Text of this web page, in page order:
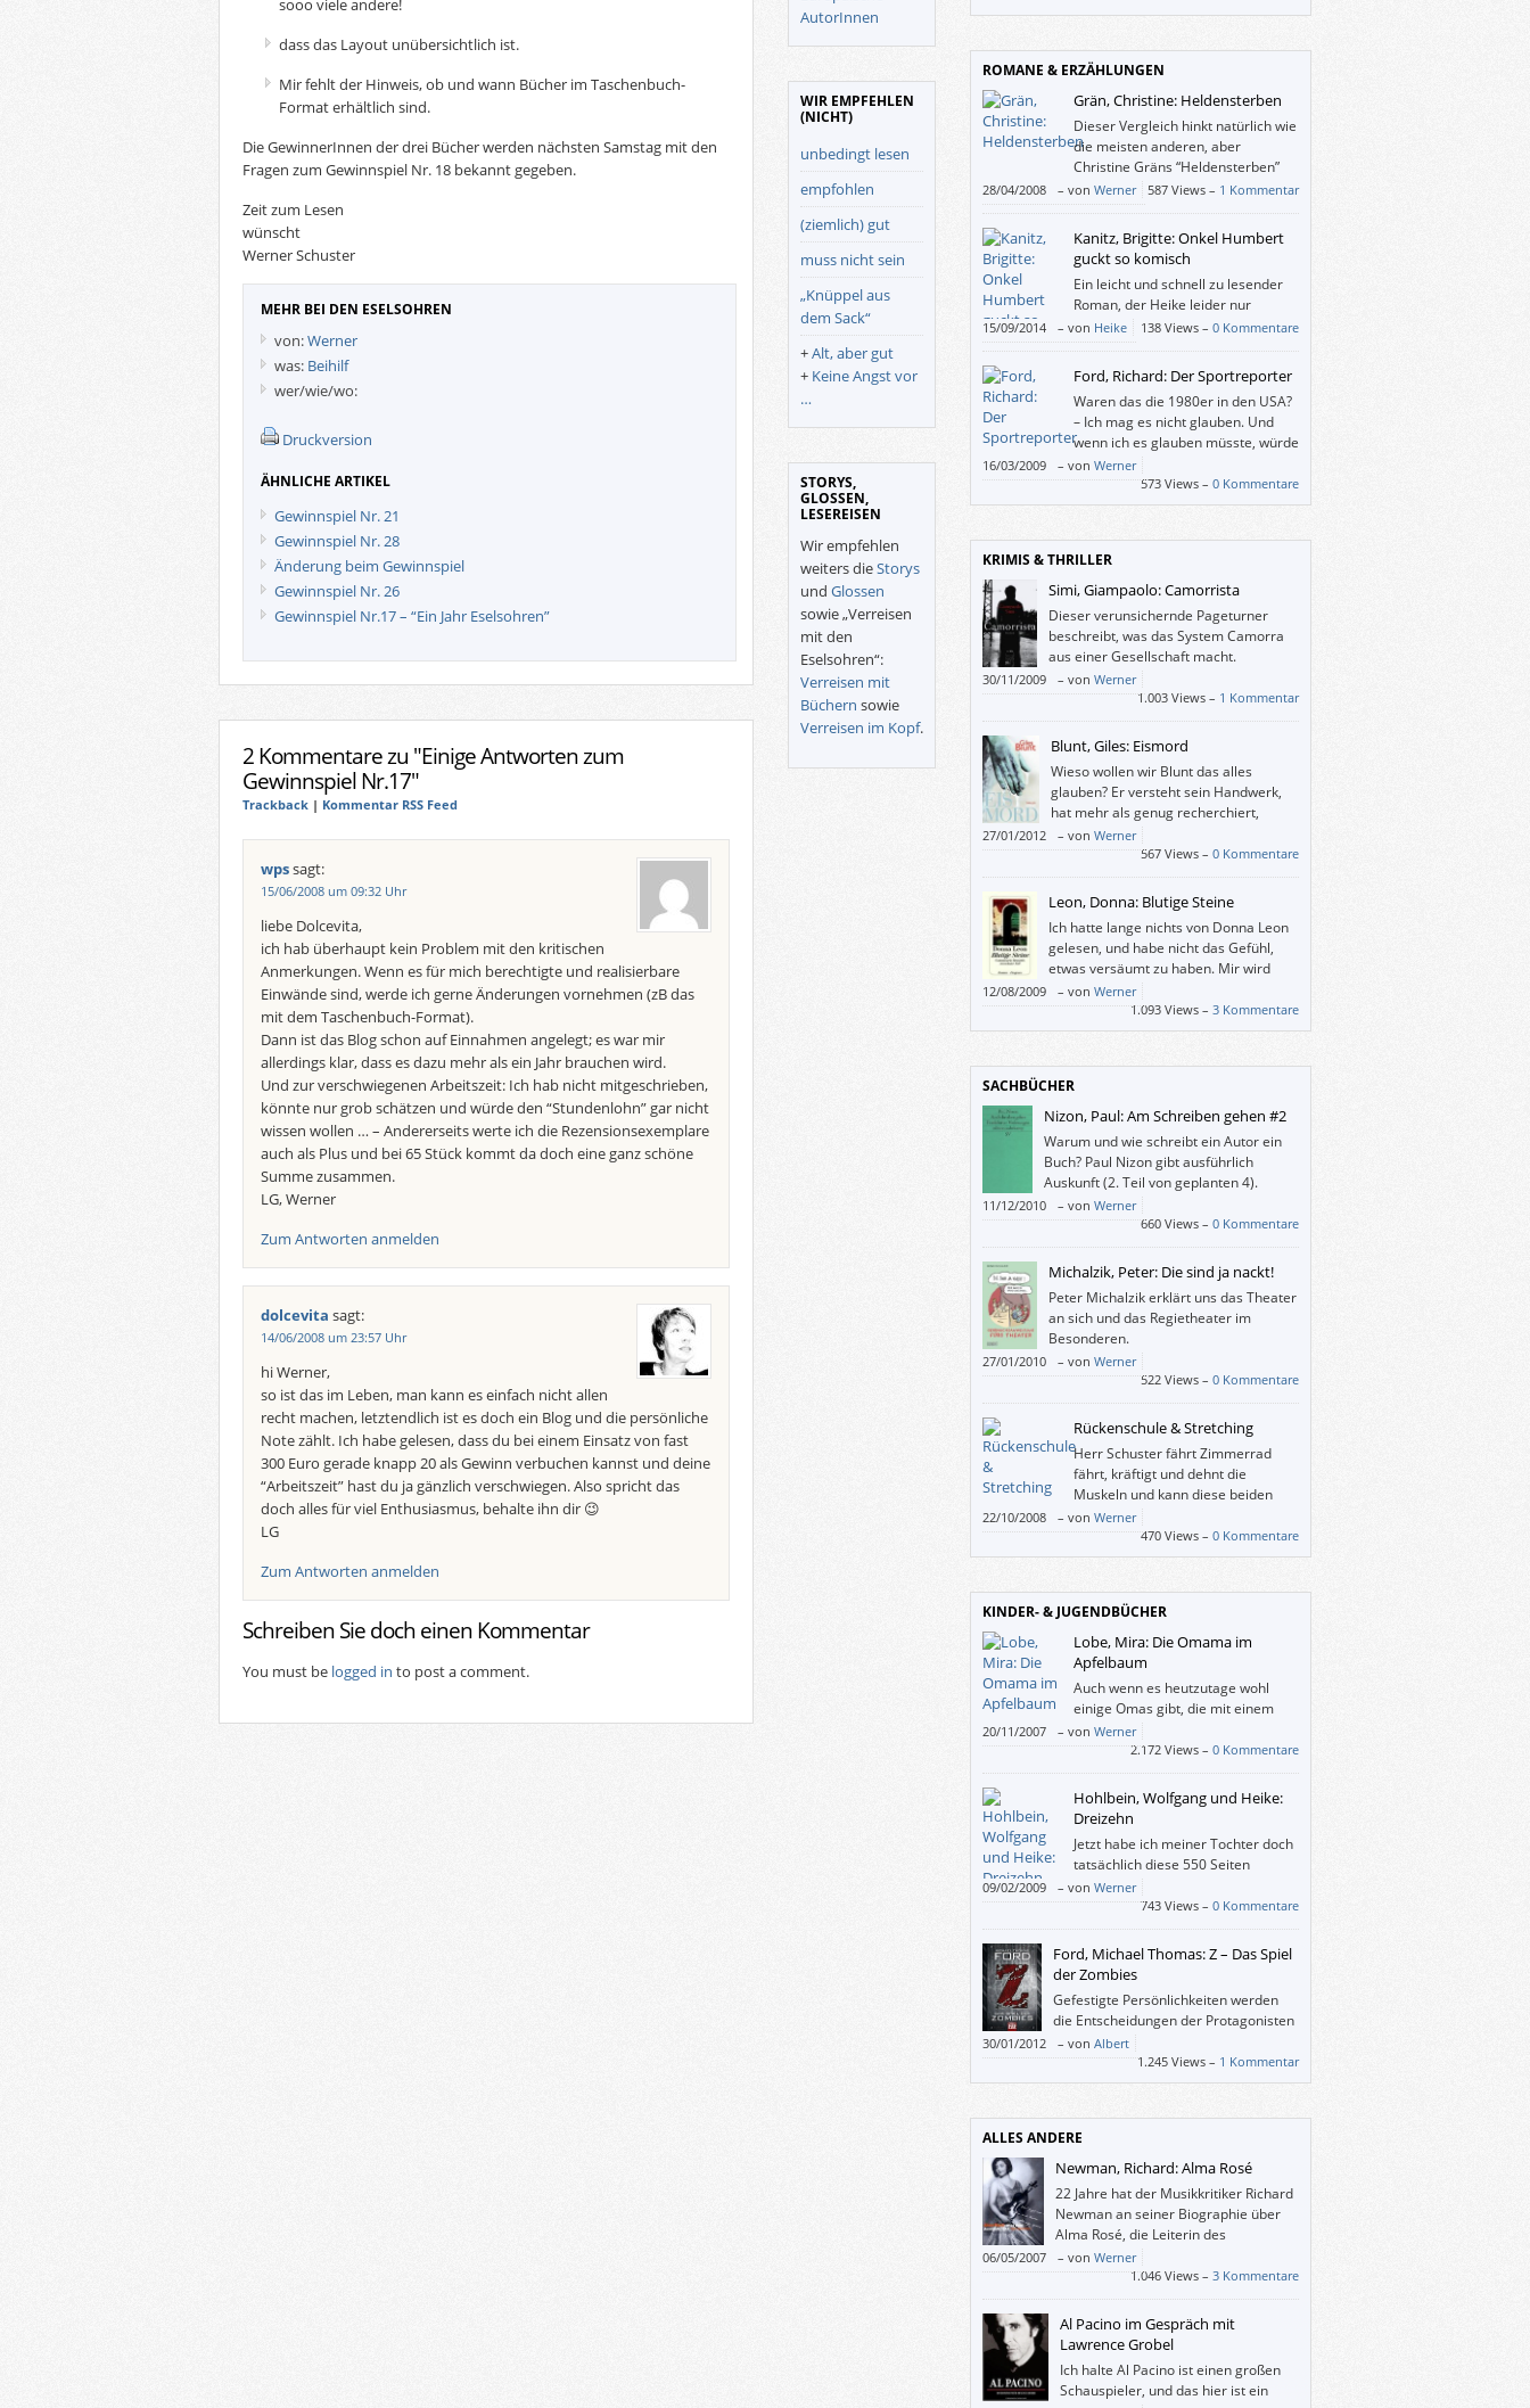
sooo viele andere!
dass das Layout unübersichtlich ist.
Mir fehlt der Hinweis, ob und wann Bücher im Taschenbuch-
Format erhältlich sind.
Die GewinnerInnen der drei Bücher werden nächsten Samstag mit den
Fragen zum Gewinnspiel Nr. 18 bekannt gegeben.
Zeit zum Lesen
wünscht
Werner Schuster
MEHR BEI DEN ESELSOHREN
von:Werner
was: Beihilf
wer/wie/wo:
Druckversion
ÄHNLICHE ARTIKEL
Gewinnspiel Nr. 21
Gewinnspiel Nr. 28
Änderung beim Gewinnspiel
Gewinnspiel Nr. 26
Gewinnspiel Nr.17 – “Ein Jahr Eselsohren”
2 Kommentare zu "Einige Antworten zum
Gewinnspiel Nr.17"
Trackback | Kommentar RSS Feed
wpssagt:
15/06/2008 um 09:32 Uhr
liebe Dolcevita,
ich hab überhaupt kein Problem mit den kritischen
Anmerkungen. Wenn es für mich berechtigte und realisierbare
Einwände sind, werde ich gerne Änderungen vornehmen (zB das
mit dem Taschenbuch-Format).
Dann ist das Blog schon auf Einnahmen angelegt; es war mir
allerdings klar, dass es dazu mehr als ein Jahr brauchen wird.
Und zur verschwiegenen Arbeitszeit: Ich hab nicht mitgeschrieben,
könnte nur grob schätzen und würde den “Stundenlohn” gar nicht
wissen wollen … – Andererseits werte ich die Rezensionsexemplare
auch als Plus und bei 65 Stück kommt da doch eine ganz schöne
Summe zusammen.
LG, Werner
Zum Antworten anmelden
dolcevita sagt:
14/06/2008 um 23:57 Uhr
hi Werner,
so ist das im Leben, man kann es einfach nicht allen
recht machen, letztendlich ist es doch ein Blog und die persönliche
Note zählt. Ich habe gelesen, dass du bei einem Einsatz von fast
300 Euro gerade knapp 20 als Gewinn verbuchen kannst und deine
“Arbeitszeit” hast du ja gänzlich verschwiegen. Also spricht das
doch alles für viel Enthusiasmus, behalte ihn dir 😉
LG
Zum Antworten anmelden
Schreiben Sie doch einen Kommentar
You must be logged in to post a comment.
AutorInnen
WIR EMPFEHLEN
(NICHT)
unbedingt lesen
empfohlen
(ziemlich) gut
muss nicht sein
„Knüppel aus
dem Sack“
+Alt, aber gut
+ Keine Angst vor
…
STORYS,
GLOSSEN,
LESEREISEN
Wir empfehlen
weiters dieStorys
und Glossen
sowie „Verreisen
mit den
Eselsohren“:
Verreisen mit
Büchern sowie
Verreisen im Kopf.
ROMANE & ERZÄHLUNGEN
Grän, Christine: Heldensterben
Dieser Vergleich hinkt natürlich wie
die meisten anderen, aber
Christine Gräns “Heldensterben”
hat mich ein wenig an Updikes
Rabbit-Romane erinnert: Diese fixierten
Charaktere, deren Wandlungen eigentlich nur an
der Oberfläche passieren, diese undramatischen
Zustandsbeschreibungen, bei denen das
Forttreiben der Handlung relativ unwesentlich
wird …
28/04/2008 – von Werner 587 Views – 1 Kommentar
Kanitz, Brigitte: Onkel Humbert
guckt so komisch
Ein leicht und schnell zu lesender
Roman, der Heike leider nur
durchschnittlich unterhaltsame
Lesestunden beschert hat.
15/09/2014 – von Heike 138 Views – 0 Kommentare
Ford, Richard: Der Sportreporter
Waren das die 1980er in den USA?
– Ich mag es nicht glauben. Und
wenn ich es glauben müsste, würde
es mich nicht besonders
interessieren.
16/03/2009 – von Werner
573 Views – 0 Kommentare
KRIMIS & THRILLER
Simi, Giampaolo: Camorrista
Dieser verunsichernde Pageturner
beschreibt, was das System Camorra
aus einer Gesellschaft macht.
30/11/2009 – von Werner
1.003 Views – 1 Kommentar
Blunt, Giles: Eismord
Wieso wollen wir Blunt das alles
glauben? Er versteht sein Handwerk,
hat mehr als genug recherchiert,
braucht also nichts zu erfinden,
solange es um Fakten geht. Seine Figuren glaubt
man gewissermaßen zu kennen, und er macht
stets „mehr als notwendig“.
27/01/2012 – von Werner
567 Views – 0 Kommentare
Leon, Donna: Blutige Steine
Ich hatte lange nichts von Donna Leon
gelesen, und habe nicht das Gefühl,
etwas versäumt zu haben. Mir wird
suggeriert, dass ich mittels Leon
Venedig für fortgeschrittene Touristen vorgesetzt
bekomme, –
12/08/2009 – von Werner
1.093 Views – 3 Kommentare
SACHBÜCHER
Nizon, Paul: Am Schreiben gehen #2
Warum und wie schreibt ein Autor ein
Buch? Paul Nizon gibt ausführlich
Auskunft (2. Teil von geplanten 4).
11/12/2010 – von Werner
660 Views – 0 Kommentare
Michalzik, Peter: Die sind ja nackt!
Peter Michalzik erklärt uns das Theater
an sich und das Regietheater im
Besonderen.
27/01/2010 – von Werner
522 Views – 0 Kommentare
Rückenschule & Stretching
Herr Schuster fährt Zimmerrad
fährt, kräftigt und dehnt die
Muskeln und kann diese beiden
Ratgeber allen empfehlen, denen
ihr Körper nicht mehr egal ist.
22/10/2008 – von Werner
470 Views – 0 Kommentare
KINDER- & JUGENDBÜCHER
Lobe, Mira: Die Omama im
Apfelbaum
Auch wenn es heutzutage wohl
einige Omas gibt, die mit einem
Sportwagen durch die Gegend
flitzen, so ist die Fantasie-Oma, die sich der kleine
Andi erträumt, gewiss um einiges aufgeflippter.
20/11/2007 – von Werner
2.172 Views – 0 Kommentare
Hohlbein, Wolfgang und Heike:
Dreizehn
Jetzt habe ich meiner Tochter doch
tatsächlich diese 550 Seiten
vorgelesen. Es war mein erster
Hohlbein, es war ein Vergnügen, und ich halte den
Hintergrund von „Dreizehn“ für plausibler als den
von Stephen Kings „Es“.
09/02/2009 – von Werner
743 Views – 0 Kommentare
Ford, Michael Thomas: Z – Das Spiel
der Zombies
Gefestigte Persönlichkeiten werden
die Entscheidungen der Protagonisten
nur selten nachvollziehen können.
Dennoch ist gut beschrieben, wie ein (für
Erwachsene) harmloses Problem durch
Geheimnistuerei zur Katastrophe heranwächst.
30/01/2012 – von Albert
1.245 Views – 1 Kommentar
ALLES ANDERE
Newman, Richard: Alma Rosé
22 Jahre hat der Musikkritiker Richard
Newman an seiner Biographie über
Alma Rosé, die Leiterin des
Frauenorchesters von Auschwitz,
gearbeitet.
06/05/2007 – von Werner
1.046 Views – 3 Kommentare
Al Pacino im Gespräch mit
Lawrence Grobel
Ich halte Al Pacino ist einen großen
Schauspieler, und das hier ist ein